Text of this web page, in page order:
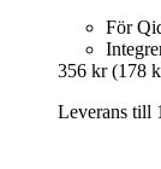
För
356 kr (178
Leverans till